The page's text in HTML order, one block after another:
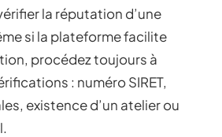
la réputation d’une
si la plateforme facilite
procédez toujours à
: numéro SIRET,
existence d’un atelier ou